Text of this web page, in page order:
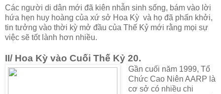
Các người di dân mới đã kiên nhẫn sinh sống, bám vào lời
hứa hẹn huy hoàng của xứ sở Hoa Kỳ và họ đã phấn khởi,
tin tưởng vào thời kỳ mở đầu của Thế Kỷ mới rằng mọi sự
việc sẽ tốt lành hơn nhiều.
II/ Hoa Kỳ vào Cuối Thế Kỷ 20.
Gần cuối năm 1999, Tổ
Chức Cao Niên AARP là
cơ sở có nhiều chi